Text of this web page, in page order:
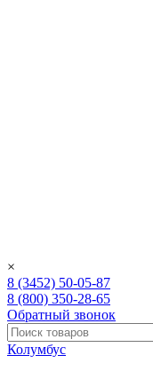
×
8 (3452) 50-05-87
8 (800) 350-28-65
Обратный звонок
Колумбус